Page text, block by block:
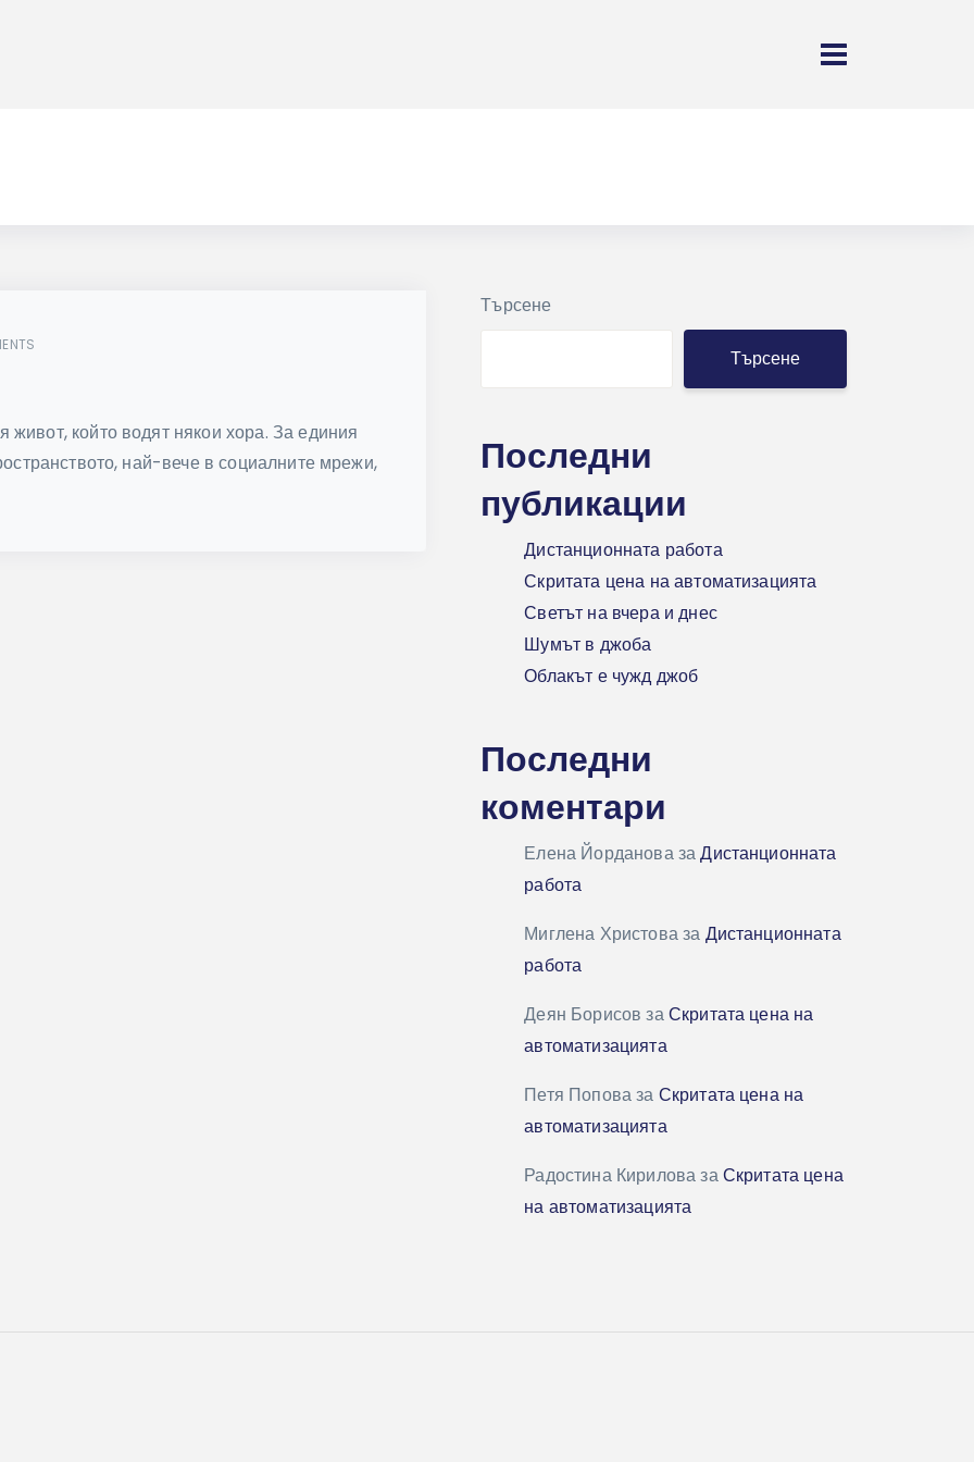
който водят някои хора. За единия
най-вече в социалните мрежи,
Търсене
Търсене
Последни
публикации
Дистанционната работа
Скритата цена на автоматизацията
Светът на вчера и днес
Шумът в джоба
Облакът е чужд джоб
Последни
коментари
Елена ЙордановазаДистанционната
работа
Миглена Христоваза Дистанционната
работа
Деян Борисов заСкритата цена на
автоматизацията
Петя Поповаза Скритата цена на
автоматизацията
Радостина КириловазаСкритата цена
на автоматизацията